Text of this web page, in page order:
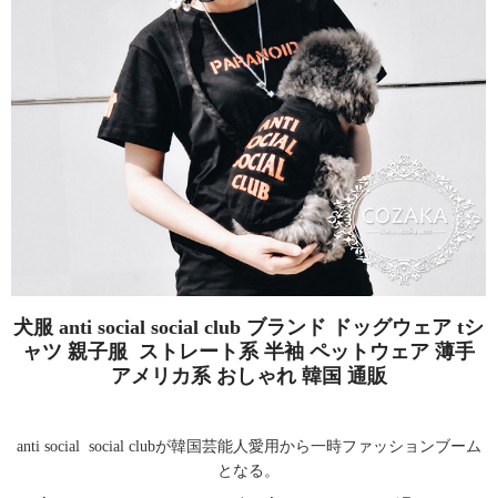
犬服 anti social social club ブランド ドッグウェア tシ
ャツ 親子服 ストレート系 半袖 ペットウェア 薄手
アメリカ系 おしゃれ 韓国 通販
anti social social clubが韓国芸能人愛用から一時ファッションブーム
となる。